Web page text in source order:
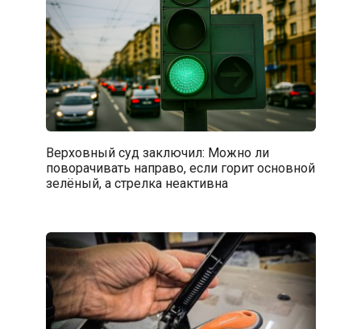
Верховный суд заключил: Можно ли
поворачивать направо, если горит основной
зелёный, а стрелка неактивна